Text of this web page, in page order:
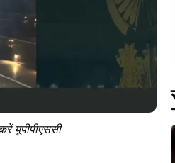
यूपीपीएससी